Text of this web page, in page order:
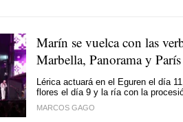
Marín se vuelca con las
Marbella, Panorama y
Lérica actuará en el Eguren el día
flores el día 9 y la ría con la
MARCOS GAGO